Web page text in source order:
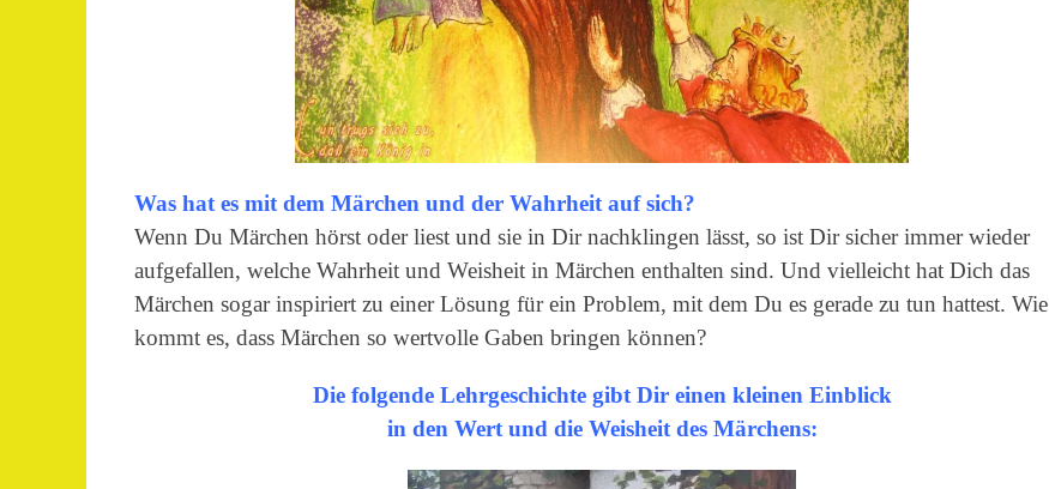
Was hat es mit dem Märchen und der Wahrheit auf sich?
Wenn Du Märchen hörst oder liest und sie in Dir nachklingen lässt, so ist Dir sicher immer wieder
aufgefallen, welche Wahrheit und Weisheit in Märchen enthalten sind. Und vielleicht hat Dich das
Märchen sogar inspiriert zu einer Lösung für ein Problem, mit dem Du es gerade zu tun hattest. Wie
kommt es, dass Märchen so wertvolle Gaben bringen können?
Die folgende Lehrgeschichte gibt Dir einen kleinen Einblick
in den Wert und die Weisheit des Märchens: